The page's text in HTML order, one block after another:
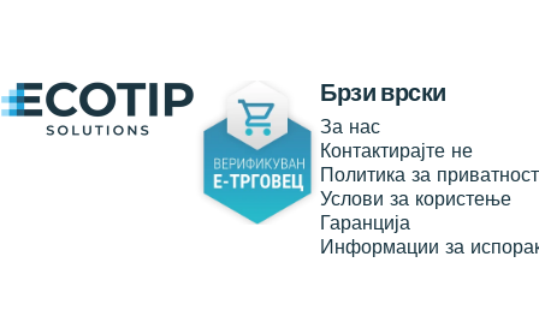
Ecotip Solutions Брзи врски
За нас
Контактирајте не
Политика за приватност
Услови за користење
Гаранција
Информации за